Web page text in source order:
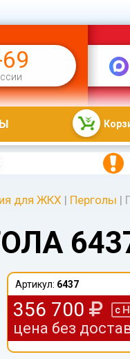
для ЖКХ | Перголы |
Артикул: 6437
356 700 с
цена без